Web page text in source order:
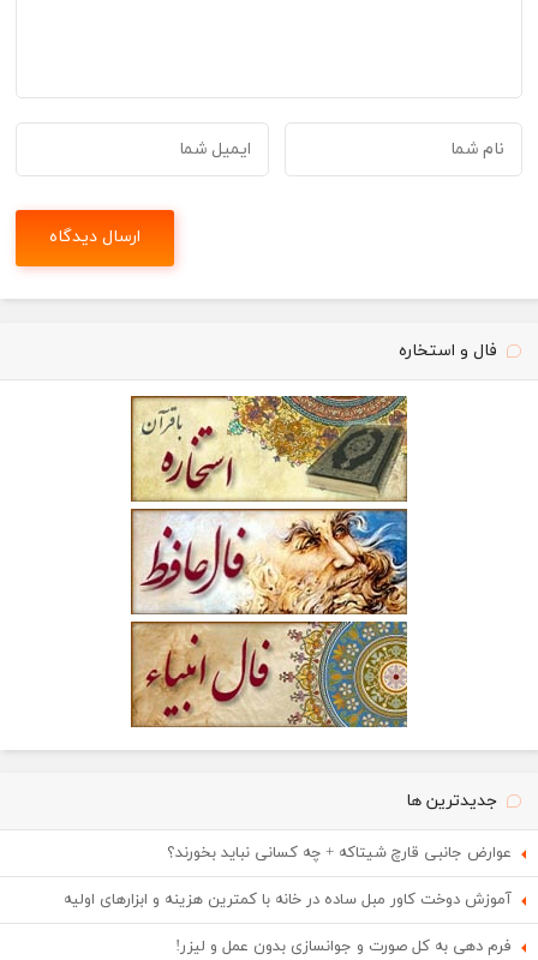
فال و استخاره
جدیدترین ها
عوارض جانبی قارچ شیتاکه + چه کسانی نباید بخورند؟
آموزش دوخت کاور مبل ساده در خانه با کمترین هزینه و ابزارهای اولیه
فرم دهی به کل صورت و جوانسازی بدون عمل و لیزر!